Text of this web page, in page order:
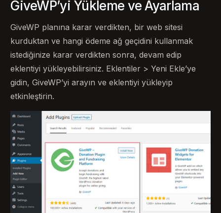
GiveWP’yi Yükleme ve Ayarlama
GiveWP planına karar verdikten, bir web sitesi
kurduktan ve hangi ödeme ağ geçidini kullanmak
istediğinize karar verdikten sonra, devam edip
eklentiyi yükleyebilirsiniz. Eklentiler > Yeni Ekle’ye
gidin, GiveWP’yi arayın ve eklentiyi yükleyip
etkinleştirin.